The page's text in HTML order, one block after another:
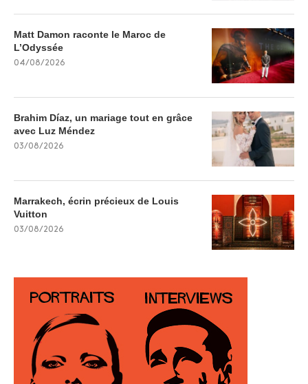
Matt Damon raconte le Maroc de
L’Odyssée
04/08/2026
Brahim Díaz, un mariage tout en grâce
avec Luz Méndez
03/08/2026
Marrakech, écrin précieux de Louis
Vuitton
03/08/2026